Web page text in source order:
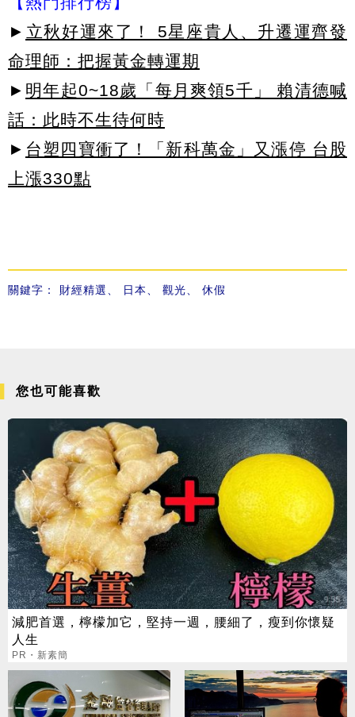
► 立秋好運來了！ 5星座貴人、升遷運齊發
命理師：把握黃金轉運期
► 明年起0~18歲「每月爽領5千」 賴清德喊
話：此時不生待何時
► 台塑四寶衝了！「新科萬金」又漲停 台股
上漲330點
關鍵字： 財經精選、 日本、 觀光、 休假
您也可能喜歡
減肥首選，檸檬加它，堅持一週，腰細了，瘦到你懷疑
人生
PR・新素簡